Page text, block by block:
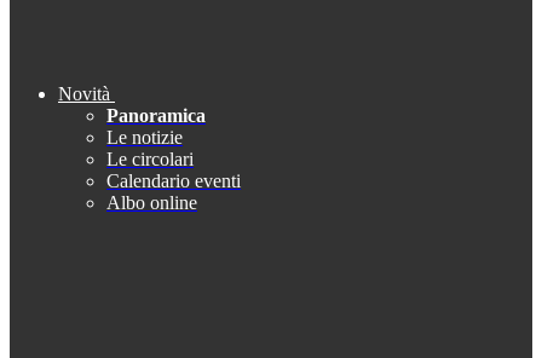
Novità
Panoramica
Le notizie
Le circolari
Calendario eventi
Albo online